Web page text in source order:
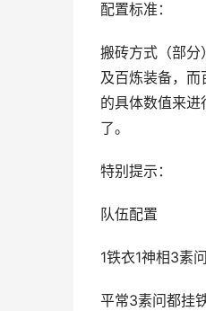
配置标准：
搬砖方式（部分
及百炼装备，
的具体数值来
了。
特别提示：
队伍配置
1铁衣1神相3素
平常3素问都挂